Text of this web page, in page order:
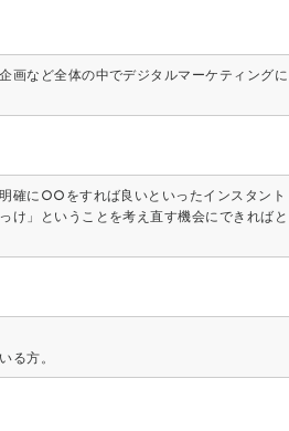
画など全体の中でデジタルマーケティングに
確に○○をすれば良いといったインスタント
け」ということを考え直す機会にできればと
る方。